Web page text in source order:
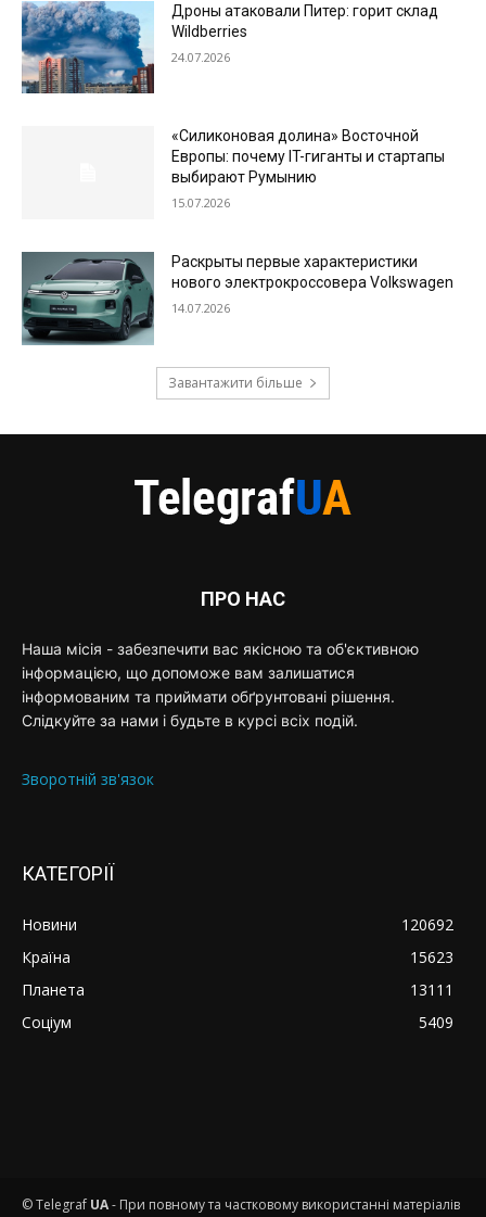
Дроны атаковали Питер: горит склад
Wildberries
24.07.2026
«Силиконовая долина» Восточной
Европы: почему IT-гиганты и стартапы
выбирают Румынию
15.07.2026
Раскрыты первые характеристики
нового электрокроссовера Volkswagen
14.07.2026
Завантажити більше
ПРО НАС
Наша місія - забезпечити вас якісною та об'єктивною
інформацією, що допоможе вам залишатися
інформованим та приймати обґрунтовані рішення.
Слідкуйте за нами і будьте в курсі всіх подій.
Зворотній зв'язок
КАТЕГОРІЇ
Новини
120692
Країна
15623
Планета
13111
Соціум
5409
© Telegraf UA- При повному та частковому використанні матеріалів